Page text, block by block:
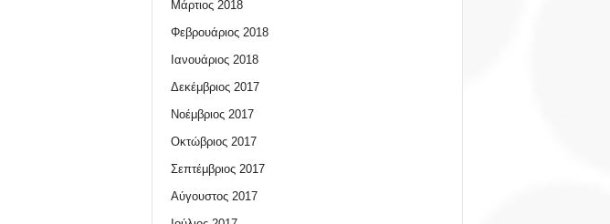
Μάρτιος 2018
Φεβρουάριος 2018
Ιανουάριος 2018
Δεκέμβριος 2017
Νοέμβριος 2017
Οκτώβριος 2017
Σεπτέμβριος 2017
Αύγουστος 2017